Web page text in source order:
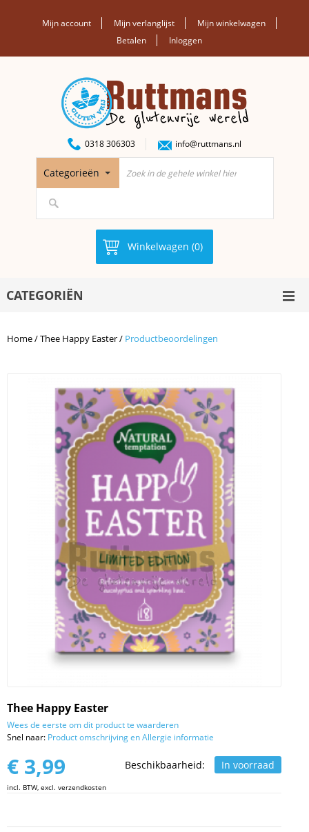
Mijn account Mijn verlanglijst
Mijn winkelwagen
Betalen
Inloggen
0318 306303 info@ruttmans.nl
Categorieën
Winkelwagen (0)
CATEGORIËN
Home/Thee Happy Easter/ Productbeoordelingen
Thee Happy Easter
Wees de eerste om dit product te waarderen
Snel naar: Product omschrijving en Allergie informatie
Beschikbaarheid: In voorraad
€ 3,99
incl. BTW, excl. verzendkosten